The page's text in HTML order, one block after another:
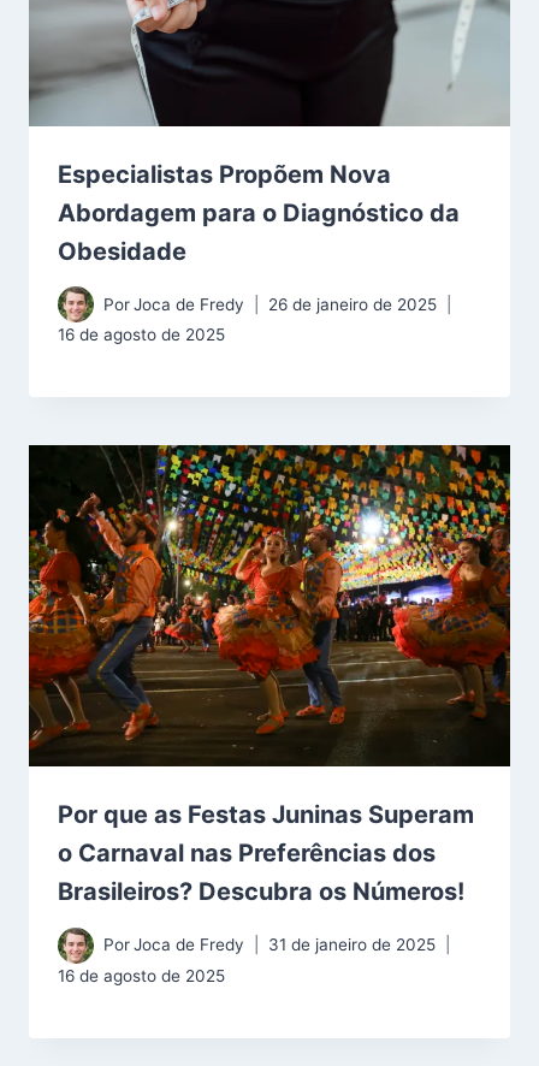
Especialistas Propõem Nova
Abordagem para o Diagnóstico da
Obesidade
PorJoca de Fredy
26 de janeiro de 2025
16 de agosto de 2025
Por que as Festas Juninas Superam
o Carnaval nas Preferências dos
Brasileiros? Descubra os Números!
PorJoca de Fredy
31 de janeiro de 2025
16 de agosto de 2025